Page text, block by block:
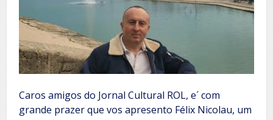
Caros amigos do Jornal Cultural ROL, e´ com
grande prazer que vos apresento Félix Nicolau, um